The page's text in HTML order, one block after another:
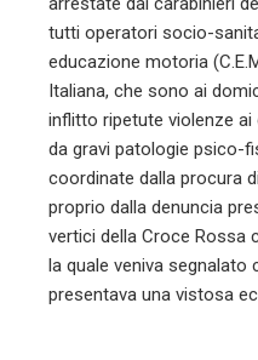
tutti operatori socio-
educazione motoria
Italiana, che sono ai
inflitto ripetute violenze
da gravi patologie psico-
coordinate dalla procura
proprio dalla denuncia
vertici della Croce Rossa
la quale veniva
presentava una vistosa